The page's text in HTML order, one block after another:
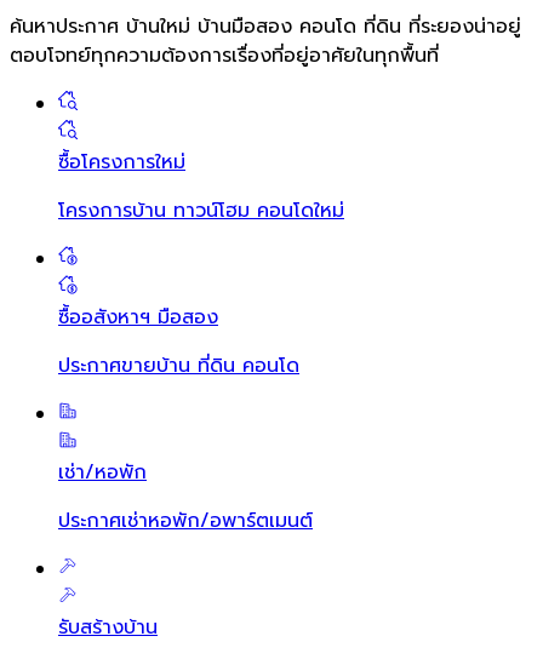
ค้นหาประกาศ บ้านใหม่ บ้านมือสอง คอนโด ที่ดิน ที่ระยองน่าอยู่
ตอบโจทย์ทุกความต้องการเรื่องที่อยู่อาศัยในทุกพื้นที่
ซื้อโครงการใหม่
โครงการบ้าน ทาวน์โฮม คอนโดใหม่
ซื้ออสังหาฯ มือสอง
ประกาศขายบ้าน ที่ดิน คอนโด
เช่า/หอพัก
ประกาศเช่าหอพัก/อพาร์ตเมนต์
รับสร้างบ้าน